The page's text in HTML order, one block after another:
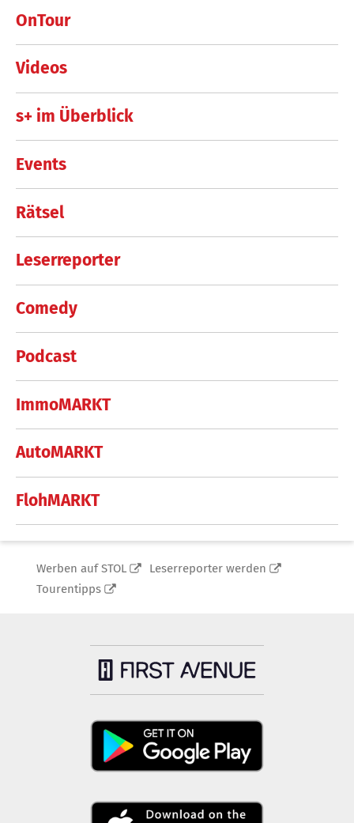
OnTour
Videos
s+ im Überblick
Events
Rätsel
Leserreporter
Comedy
Podcast
ImmoMARKT
AutoMARKT
FlohMARKT
Werben auf STOL
Leserreporter werden
Tourentipps